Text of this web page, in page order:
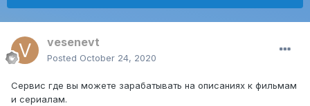
vesenevt
Posted October 24, 2020
Сервис где вы можете зарабатывать на описаниях к фильмам
и сериалам.